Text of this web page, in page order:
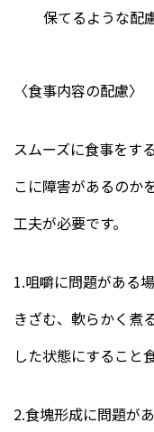
保てるような配
〈食事内容の配慮〉
スムーズに食事をす
こに障害があるのか
工夫が必要です。
1.咀嚼に問題がある
きざむ、軟らかく煮
した状態にすること
2.食塊形成に問題が